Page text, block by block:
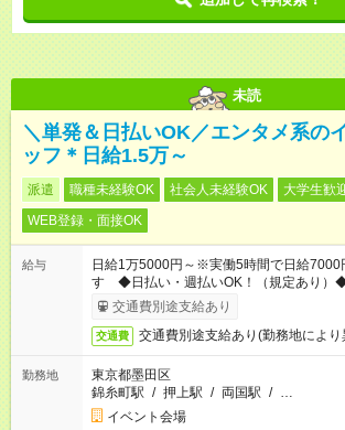
未読
＼単発＆日払いOK／エンタメ系の
ッフ＊日給1.5万～
派遣 職種未経験OK 社会人未経験OK 大学生歓
WEB登録・面接OK
給与
日給1万5000円～※実働5時間で日給7000
す ◆日払い・週払いOK！（規定あり）◆
異なります
交通費別途支給あり
交通費 交通費別途支給あり(勤務地によ
勤務地
東京都墨田区
錦糸町駅 / 押上駅 / 両国駅 / …
イベント会場